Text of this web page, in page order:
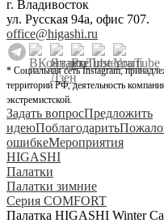
г. Владивосток
ул. Русская 94а, офис 707.
office@higashi.ru
* Социальная сеть Instagram,
территории РФ, деятельность
экстремистской.
Задать вопросПредложить
идеюПоблагодарить
ошибкеМероприятия
HIGASHI
Палатки
Палатки зимние
Серия COMFORT
Палатка HIGASHI Winter